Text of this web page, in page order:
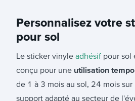
Personnalisez votre
pour sol
Le sticker vinyle adhésif pour sol
conçu pour une utilisation
de 1 à 3 mois au sol, 24 mois sur
support adapté au secteur de